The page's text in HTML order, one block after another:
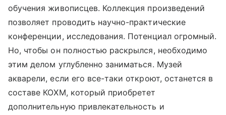
обучения живописцев. Коллекция произведений
позволяет проводить научно-практические
конференции, исследования. Потенциал огромный.
Но, чтобы он полностью раскрылся, необходимо
этим делом углубленно заниматься. Музей
акварели, если его все-таки откроют, останется в
составе КОХМ, который приобретет
дополнительную привлекательность и